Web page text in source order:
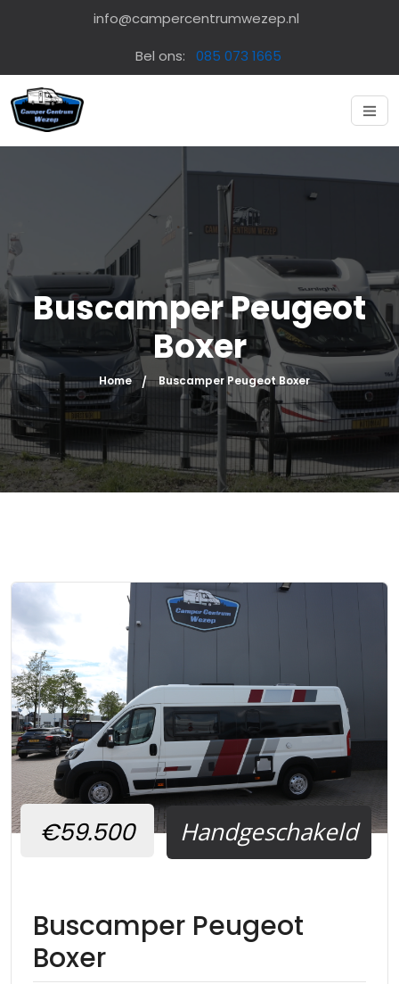
info@campercentrumwezep.nl
Bel ons:
085 073 1665
Buscamper Peugeot
Boxer
Home Buscamper Peugeot Boxer
€59.500 Handgeschakeld
Buscamper Peugeot
Boxer